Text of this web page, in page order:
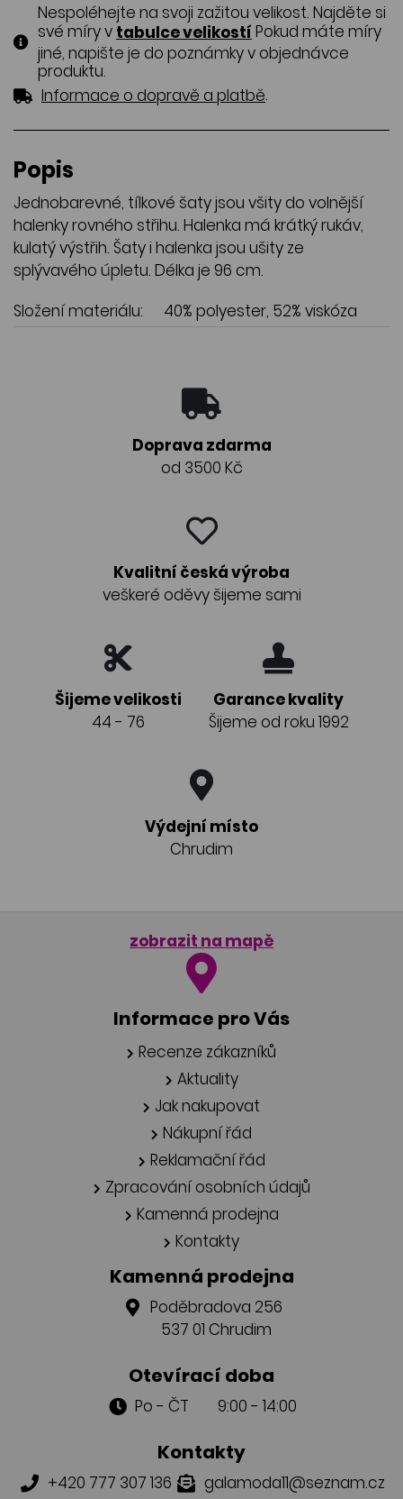
Nespoléhejte na svoji zažitou velikost. Najděte si
své míry v tabulce velikostí Pokud máte míry
jiné, napište je do poznámky v objednávce
produktu.
Informace o dopravě a platbě.
Popis
Jednobarevné, tílkové šaty jsou všity do volnější
halenky rovného střihu. Halenka má krátký rukáv,
kulatý výstřih. Šaty i halenka jsou ušity ze
splývavého úpletu. Délka je 96 cm.
Složení materiálu:
40% polyester, 52% viskóza
Doprava zdarma
od 3500 Kč
Kvalitní česká výroba
veškeré oděvy šijeme sami
Šijeme velikosti
44 - 76
Garance kvality
Šijeme od roku 1992
Výdejní místo
Chrudim
zobrazit na mapě
Informace pro Vás
Recenze zákazníků
Aktuality
Jak nakupovat
Nákupní řád
Reklamační řád
Zpracování osobních údajů
Kamenná prodejna
Kontakty
Kamenná prodejna
Poděbradova 256
537 01 Chrudim
Otevírací doba
Po - ČT 9:00 - 14:00
Kontakty
+420 777 307 136 galamoda11@seznam.cz